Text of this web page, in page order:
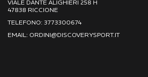
VIALE DANTE ALIGHIERI 258 H
47838 RICCIONE
TELEFONO: 3773300674
EMAIL: ORDINI@DISCOVERYSPORT.IT